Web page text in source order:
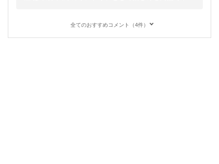
全てのおすすめコメント（4件）